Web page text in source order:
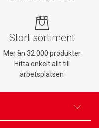
Stort sortiment
Mer än 32 000 produkter
Hitta enkelt allt till
arbetsplatsen